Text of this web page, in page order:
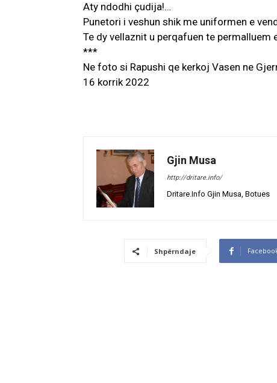
Aty ndodhi çudija!…
Punetori i veshun shik me uniformen e
Te dy vellaznit u perqafuen te permalluem
***
Ne foto si Rapushi qe kerkoj Vasen ne
16 korrik 2022
Gjin Musa
http://dritare.info/
Dritare.Info Gjin Musa, Botues
Shpërndaje